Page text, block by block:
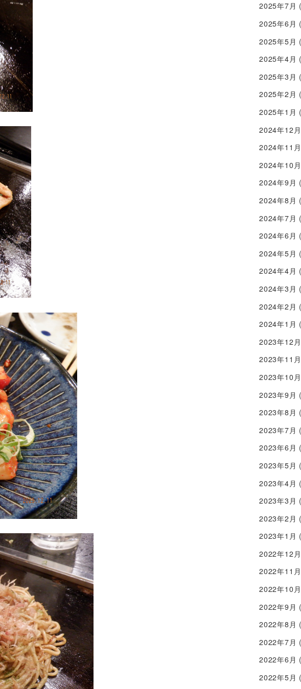
2025年7月
2025年6月
2025年5月
2025年4月
2025年3月
2025年2月
2025年1月
2024年12月
2024年11月
2024年10月
2024年9月
2024年8月
2024年7月
2024年6月
2024年5月
2024年4月
2024年3月
2024年2月
2024年1月
2023年12月
2023年11月
2023年10月
2023年9月
2023年8月
2023年7月
2023年6月
2023年5月
2023年4月
2023年3月
2023年2月
2023年1月
2022年12月
2022年11月
2022年10月
2022年9月
2022年8月
2022年7月
2022年6月
2022年5月